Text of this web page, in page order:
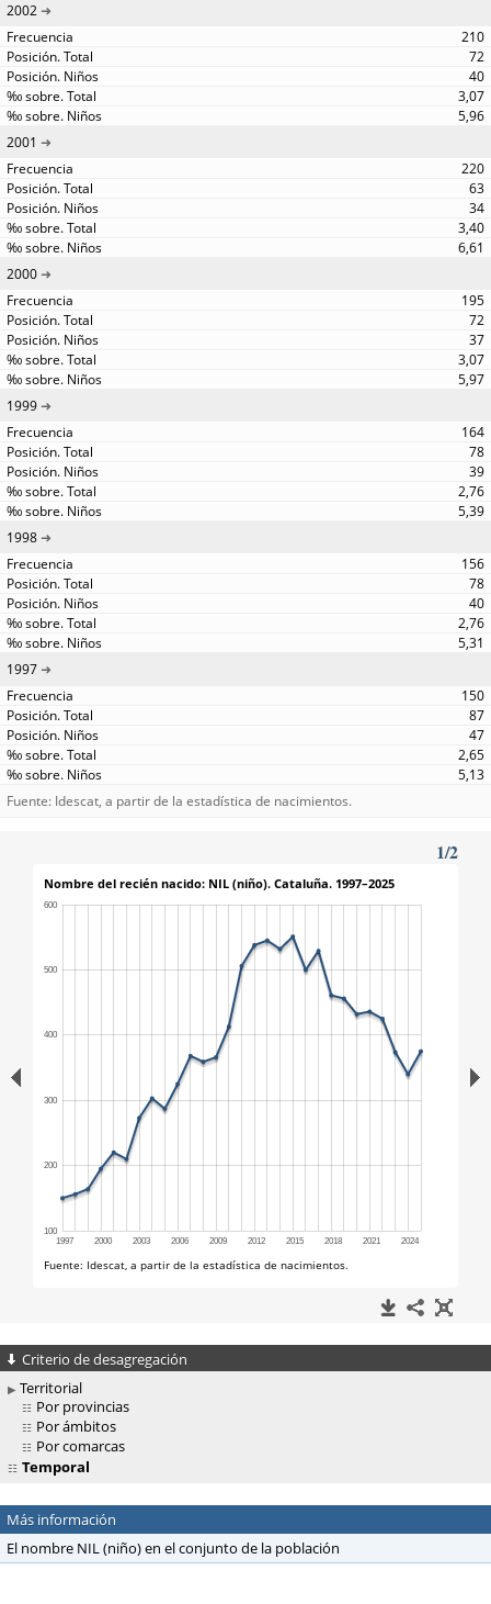
2002
210
72
40
3,07
5,96
2001
220
63
34
3,40
6,61
2000
195
72
37
3,07
5,97
1999
164
78
39
2,76
5,39
1998
156
78
40
2,76
5,31
1997
150
87
47
2,65
5,13
Fuente: Idescat, a partir de la estadística de nacimientos.
Criterio de desagregación
Territorial
Por provincias
Por ámbitos
Por comarcas
Temporal
Más información
El nombre NIL (niño) en el conjunto de la población